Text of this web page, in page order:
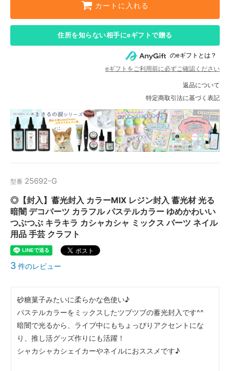
カートに入れる
住所を知らない相手にeギフトで贈る
のeギフトとは？
eギフトをご利用前に必ずご確認ください
返品について
特定商取引法に基づく表記
型番 25692-G
◎【封入】蓄光封入 カラーMIX レジン封入 蓄光材 光る
暗闇 デコパーツ カラフル パステルカラー ゆめかわいい
つぶつぶ キラキラ カシャカシャ ミックス パーツ ネイル
用品 手芸 クラフト
3 件のレビュー
砂糖菓子みたいに柔らかな色使い♪
パステルカラーをミックスしたツブツブの蓄光封入です^^
暗闇で光るから、ライブ中にもちょっぴりアクセントにな
り、推し活グッズ作りにも活躍！
シャカシャカシェイカーやネイルにおススメです♪